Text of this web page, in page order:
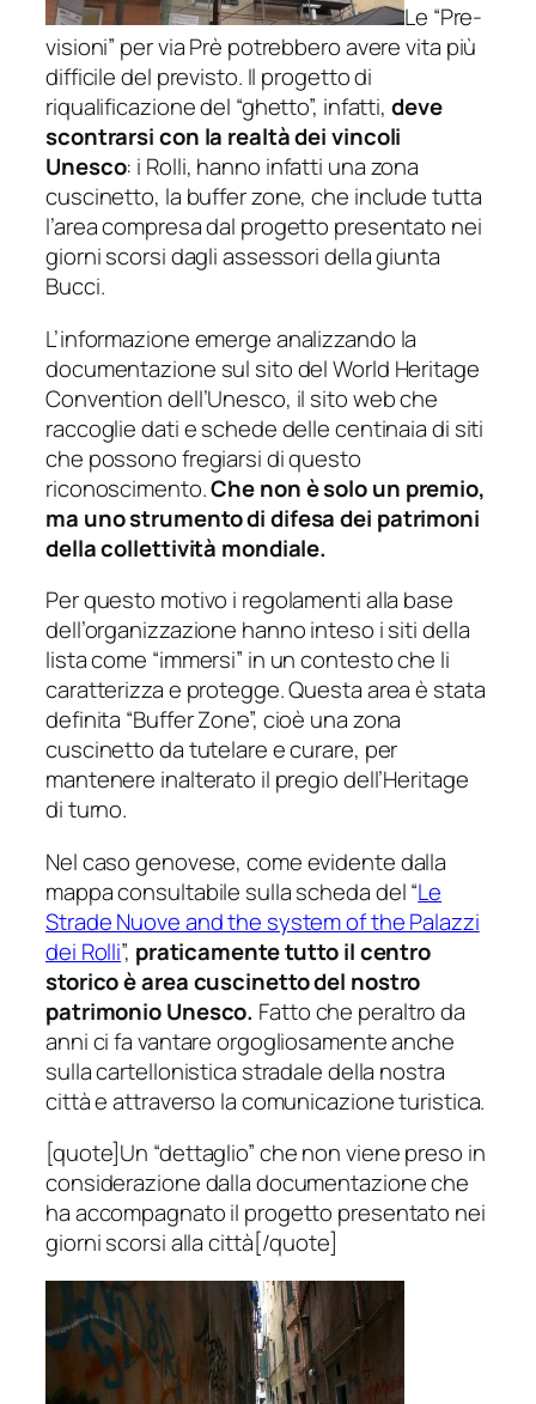
Le “Pre-
visioni” per via Prè potrebbero avere vita più
difficile del previsto. Il progetto di
riqualificazione del “ghetto”, infatti, deve
scontrarsi con la realtà dei vincoli
Unesco: i Rolli, hanno infatti una zona
cuscinetto, la buffer zone, che include tutta
l’area compresa dal progetto presentato nei
giorni scorsi dagli assessori della giunta
Bucci.
L’informazione emerge analizzando la
documentazione sul sito del World Heritage
Convention dell’Unesco, il sito web che
raccoglie dati e schede delle centinaia di siti
che possono fregiarsi di questo
riconoscimento.Che non è solo un premio,
ma uno strumento di difesa dei patrimoni
della collettività mondiale.
Per questo motivo i regolamenti alla base
dell’organizzazione hanno inteso i siti della
lista come “immersi” in un contesto che li
caratterizza e protegge. Questa area è stata
definita “Buffer Zone”, cioè una zona
cuscinetto da tutelare e curare, per
mantenere inalterato il pregio dell’Heritage
di turno.
Nel caso genovese, come evidente dalla
mappa consultabile sulla scheda del “Le
Strade Nuove and the system of the Palazzi
dei Rolli”, praticamente tutto il centro
storico è area cuscinetto del nostro
patrimonio Unesco. Fatto che peraltro da
anni ci fa vantare orgogliosamente anche
sulla cartellonistica stradale della nostra
città e attraverso la comunicazione turistica.
[quote]Un “dettaglio” che non viene preso in
considerazione dalla documentazione che
ha accompagnato il progetto presentato nei
giorni scorsi alla città[/quote]